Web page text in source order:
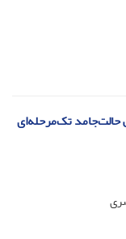
تک‌مرحله‌ای